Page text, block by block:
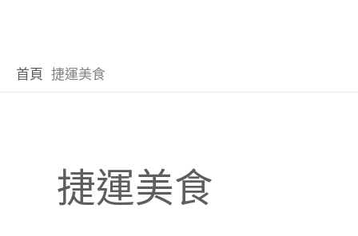
首頁 捷運美食
捷運美食